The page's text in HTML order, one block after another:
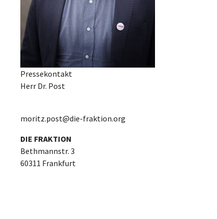
Pressekontakt
Herr Dr. Post
moritz.post@die-fraktion.org
DIE FRAKTION
Bethmannstr. 3
60311 Frankfurt